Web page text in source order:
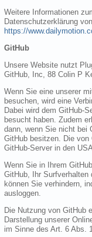
Weitere Informationen
Datenschutzerklärung
https://
GitHub
Unsere Website nutzt
GitHub, Inc, 88 Colin P
Wenn Sie eine unserer
besuchen, wird eine
Dabei wird dem GitHub-
besucht haben. Zudem
dann, wenn Sie nicht bei
GitHub besitzen. Die von
GitHub-Server in den
Wenn Sie in Ihrem
GitHub, Ihr Surfverhalten
können Sie verhindern,
ausloggen.
Die Nutzung von GitHub
Darstellung unserer
im Sinne des Art. 6 Abs.